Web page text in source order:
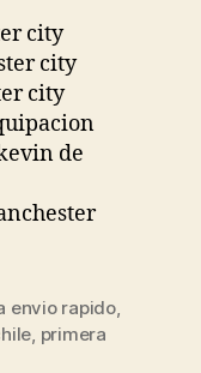
envio rapido,
, primera